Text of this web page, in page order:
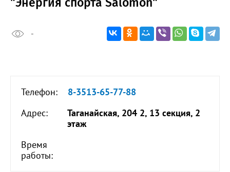
-
Телефон:
8-3513-65-77-88
Адрес:
Таганайская, 204 2, 13 секция, 2
этаж
Время
работы: